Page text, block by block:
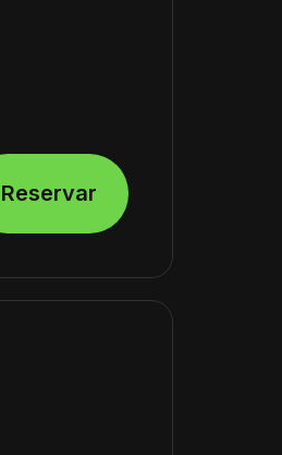
Reservar